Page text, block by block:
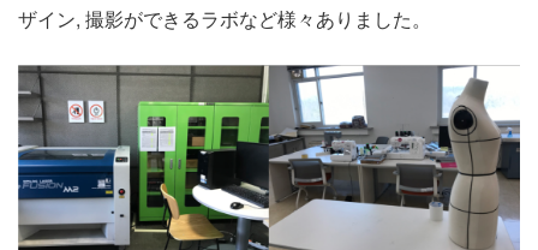
ザイン, 撮影ができるラボなど様々ありました。